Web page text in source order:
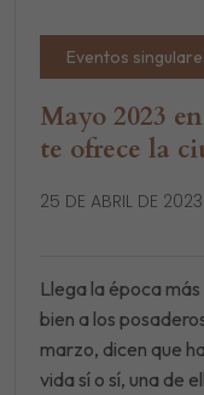
Eventos
Mayo 2023
te ofrece la
25 DE ABRIL DE 2023
Llega la época
bien a los
marzo, dicen que
vida sí o sí, una de